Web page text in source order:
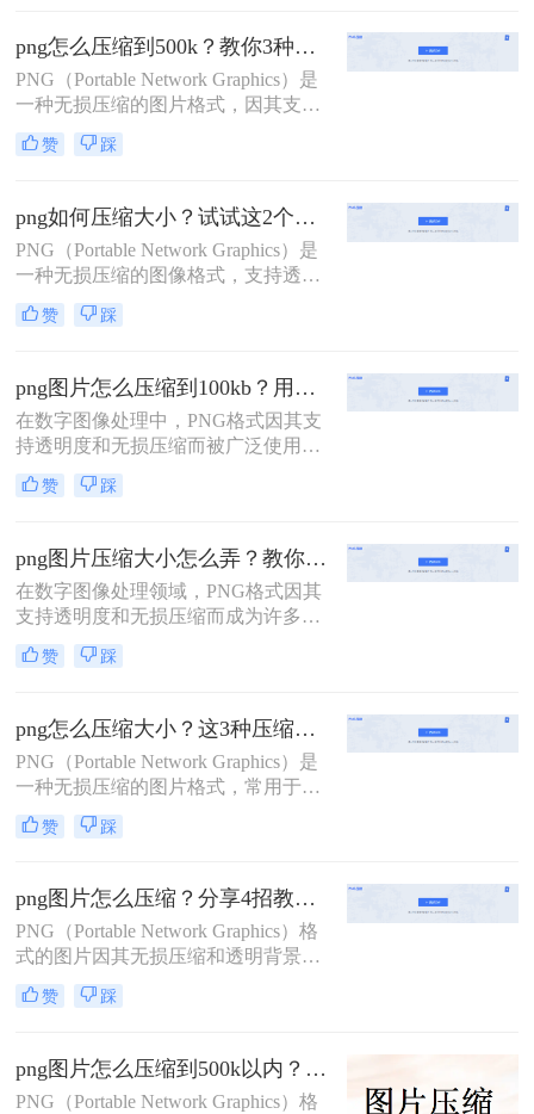
某些网站或系统时，文件大小常常受
到限制，例如1MB。那么png图片怎
么压缩到1兆以内呢？为了帮助您解
决这个问题，本文将介绍两种免费且
高效的PNG图片压缩方法，确保在不
影响图片质量的前提下，有效减小文
png怎么压缩到500k？教你3种简单实用的压缩方法！
PNG（Portable Network Graphics）是
一种无损压缩的图片格式，因其支持
透明背景和精细的颜色过渡而广受欢
迎。然而，PNG文件通常较大，有时
定的存储或传输需求。那么png怎么
压缩到500k呢？本文将介绍三种将
PNG图片压缩到500KB以内的实用方
法。
赞 踩
png如何压缩大小？试试这2个实用压缩方法！
PNG（Portable Network Graphics）是
一种无损压缩的图像格式，支持透明
背景和丰富的色彩深度，在logo、图
标等设计领域有着广泛应用。然而，
于存储和传输。那么png如何压缩大
小呢？本文将介绍两种实用的PNG图
片压缩方法。
赞 踩
png图片怎么压缩到100kb？用这3个方法轻松搞定 ！
在数字图像处理中，PNG格式因其支
持透明度和无损压缩而被广泛使用。
然而，PNG文件有时可能因为高分辨
率或复杂的设计而变得相对较大，这
文件在网络上的传输速度。特别是在
需要上传到某些网站或系统时，文件
大小常常受到限制，例如100KB。那
么png图片怎么压缩到100kb呢？本文
将详细介绍3种有效的方法，帮助用
户将PNG图片压缩到100KB，提高工
赞 踩
png图片压缩大小怎么弄？教你3种实用的方法!
在数字图像处理领域，PNG格式因其
支持透明度和无损压缩而成为许多设
计师和开发者的首选。然而，随着高
分辨率图像和复杂设计的普及，PNG
络加载和存储来说并不理想。那么
png图片压缩大小怎么弄呢？本文将
详细介绍3种有效的方法，帮助用户
轻松压缩PNG图片，提高工作效率。
赞 踩
png怎么压缩大小？这3种压缩方法值得收藏！
PNG（Portable Network Graphics）是
一种无损压缩的图片格式，常用于需
要透明背景的图像。然而，PNG图片
有时会因为其无损压缩的特性而占用
图像和大量颜色信息时。那么png怎
么压缩大小呢？本文将介绍三种压缩
PNG图片大小的方法。
赞 踩
png图片怎么压缩？分享4招教您解决问题！
PNG（Portable Network Graphics）格
式的图片因其无损压缩和透明背景支
持而受到广泛应用，但有时其文件大
小可能过大，影响加载速度和用户体
将介绍四种压缩PNG图片的方法，帮
助读者有效减小PNG文件的大小。
赞 踩
png图片怎么压缩到500k以内？教你四个有效压缩方法！
PNG（Portable Network Graphics）格